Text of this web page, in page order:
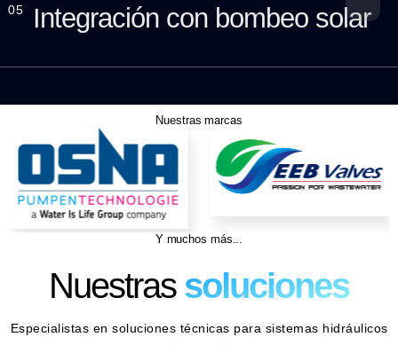
05 Integración con bombeo solar
Nuestras marcas
Y muchos más...
Nuestras soluciones
Especialistas en soluciones técnicas para sistemas hidráulicos